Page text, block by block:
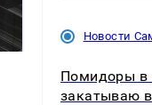
так?!
Новости
Помидоры в
закатываю